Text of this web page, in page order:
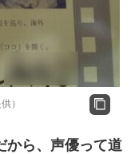
）
から、声優って道